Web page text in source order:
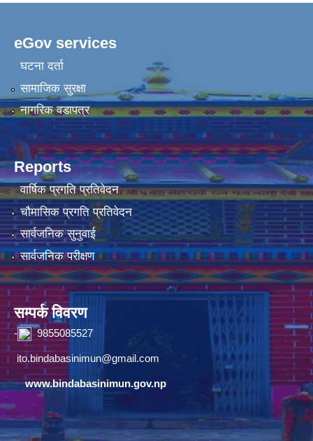
eGov services
घटना दर्ता
सामाजिक सुरक्षा
नागरिक वडापत्र
Reports
वार्षिक प्रगति प्रतिवेदन
चौमासिक प्रगति प्रतिवेदन
सार्वजनिक सुनुवाई
सार्वजनिक परीक्षण
सम्पर्क विवरण
- 9855085527
ito.bindabasinimun@gmail.com
www.bindabasinimun.gov.np